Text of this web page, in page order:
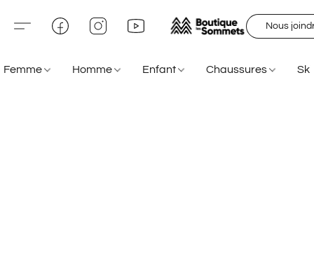
Nous
Femme Homme Enfant Chaussures